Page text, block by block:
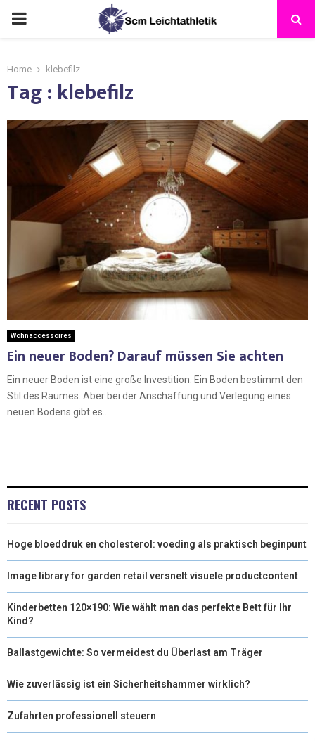
Home klebefilz
Tag : klebefilz
Wohnaccessoires
Ein neuer Boden? Darauf müssen Sie achten
Ein neuer Boden ist eine große Investition. Ein Boden bestimmt den
Stil des Raumes. Aber bei der Anschaffung und Verlegung eines
neuen Bodens gibt es...
RECENT POSTS
Hoge bloeddruk en cholesterol: voeding als praktisch beginpunt
Image library for garden retail versnelt visuele productcontent
Kinderbetten 120×190: Wie wählt man das perfekte Bett für Ihr
Kind?
Ballastgewichte: So vermeidest du Überlast am Träger
Wie zuverlässig ist ein Sicherheitshammer wirklich?
Zufahrten professionell steuern